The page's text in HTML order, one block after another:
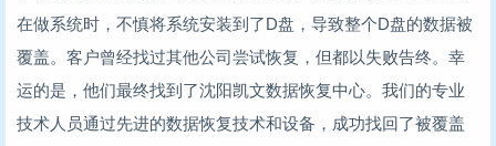
在做系统时，不慎将系统安装到了D盘，导致整个D盘的数据被
覆盖。客户曾经找过其他公司尝试恢复，但都以失败告终。幸
运的是，他们最终找到了沈阳凯文数据恢复中心。我们的专业
技术人员通过先进的数据恢复技术和设备，成功找回了被覆盖